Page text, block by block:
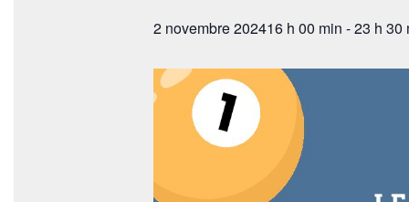
2 novembre 202416 h 00 min -23 h 30